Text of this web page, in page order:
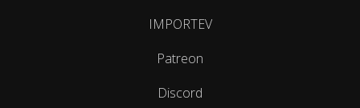
IMPORTEV
Patreon
Discord